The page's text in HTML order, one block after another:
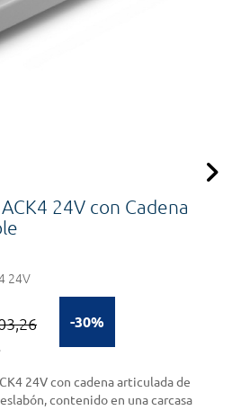
24V con Cadena
24V
-30%
24V con cadena articulada de
contenido en una carcasa